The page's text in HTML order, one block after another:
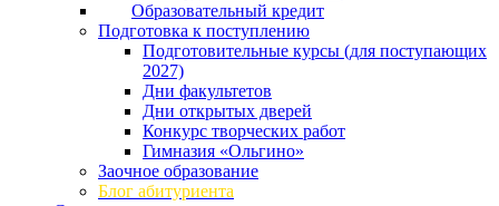
Образовательный кредит
Подготовка к поступлению
Подготовительные курсы (для поступающих
2027)
Дни факультетов
Дни открытых дверей
Конкурс творческих работ
Гимназия «Ольгино»
Заочное образование
Блог абитуриента